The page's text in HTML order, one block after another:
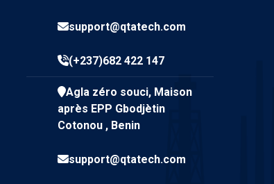
support@qtatech.com
(+237)682 422 147
Agla zéro souci, Maison
après EPP Gbodjètin
Cotonou , Benin
support@qtatech.com